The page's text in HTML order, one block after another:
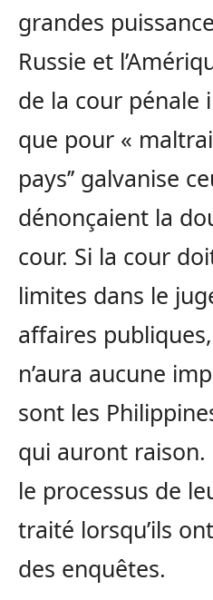
grandes
Russie et
de la cour pénale
que pour «
pays’’ galvanise
dénonçaient la
cour. Si la cour
limites dans le
affaires
n’aura aucune
sont les
qui auront
le processus de
traité lorsqu’ils
des enquêtes.